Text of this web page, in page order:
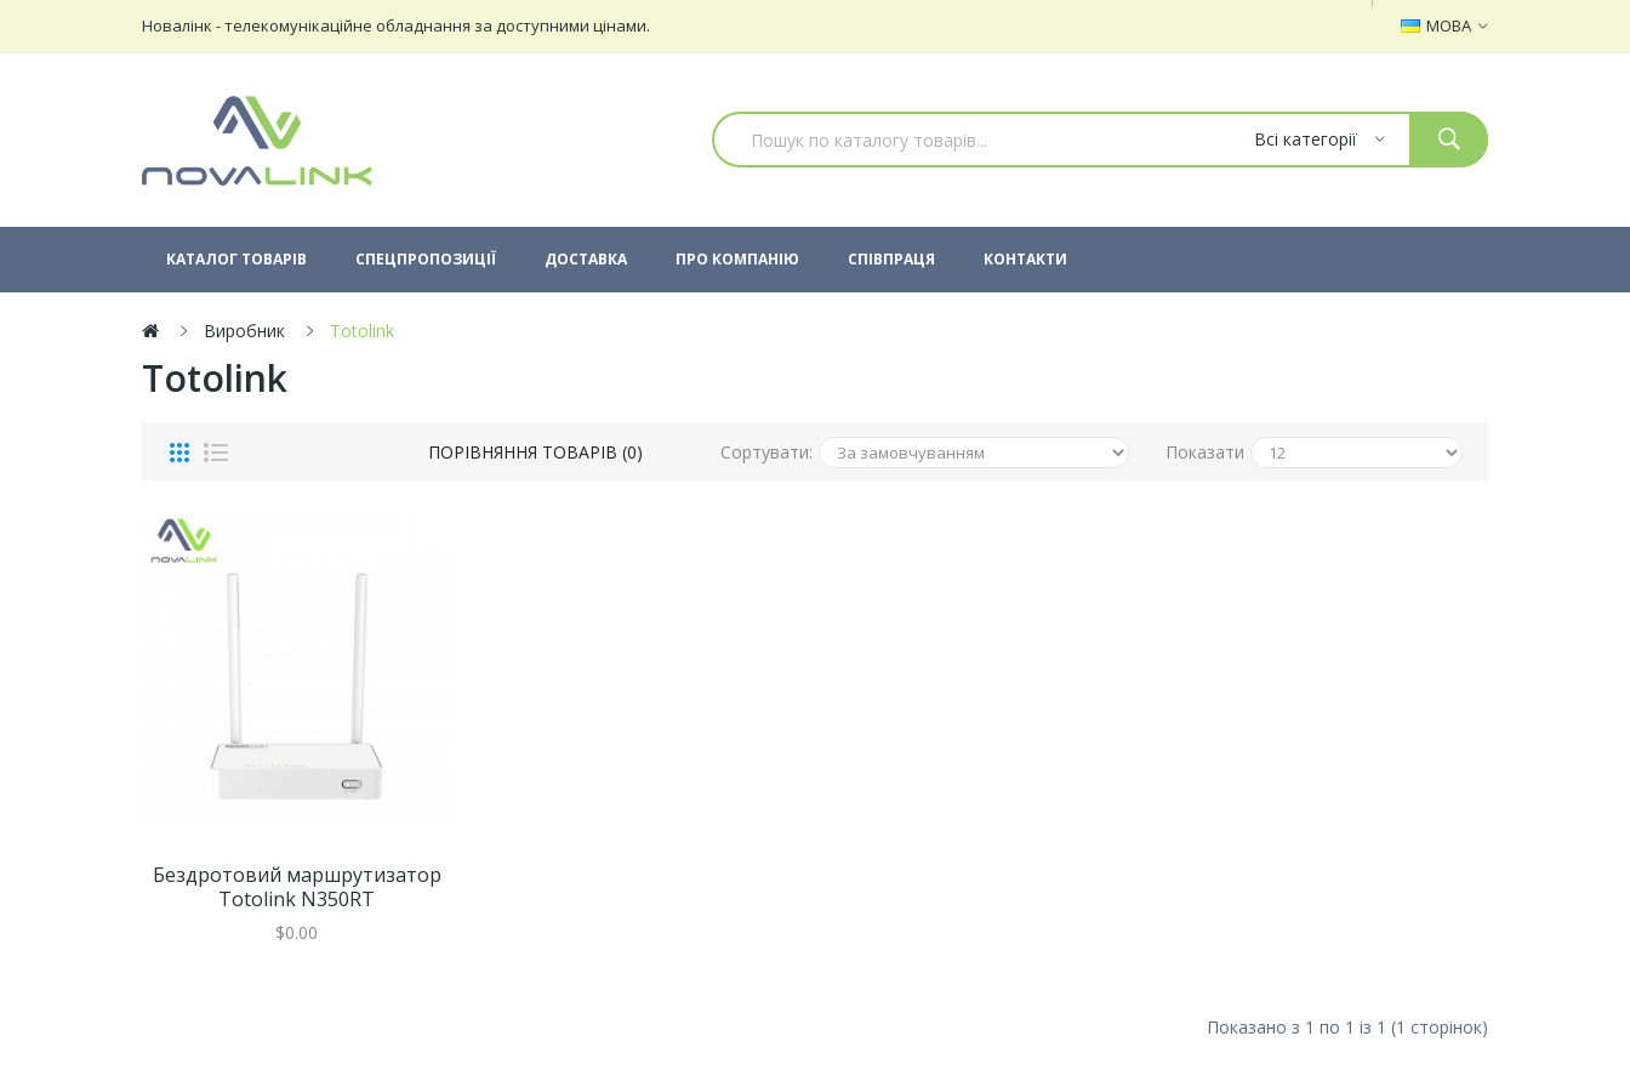
Новалінк - телекомунікаційне обладнання за доступними цінами. МОВА
Всі категорії
КАТАЛОГ ТОВАРІВ СПЕЦПРОПОЗИЦІЇ ДОСТАВКА ПРО КОМПАНІЮ СПІВПРАЦЯ КОНТАКТИ
Виробник Totolink
Totolink
ПОРІВНЯННЯ ТОВАРІВ (0) Сортувати: Показати
Бездротовий маршрутизатор
Totolink N350RT
$0.00
Показано з 1 по 1 із 1 (1 сторінок)